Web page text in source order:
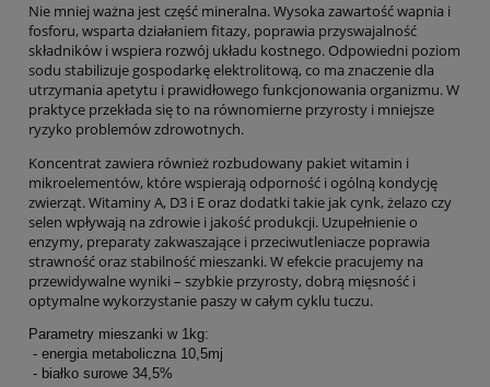
Nie mniej ważna jest część mineralna. Wysoka zawartość wapnia i
fosforu, wsparta działaniem fitazy, poprawia przyswajalność
składników i wspiera rozwój układu kostnego. Odpowiedni poziom
sodu stabilizuje gospodarkę elektrolitową, co ma znaczenie dla
utrzymania apetytu i prawidłowego funkcjonowania organizmu. W
praktyce przekłada się to na równomierne przyrosty i mniejsze
ryzyko problemów zdrowotnych.
Koncentrat zawiera również rozbudowany pakiet witamin i
mikroelementów, które wspierają odporność i ogólną kondycję
zwierząt. Witaminy A, D3 i E oraz dodatki takie jak cynk, żelazo czy
selen wpływają na zdrowie i jakość produkcji. Uzupełnienie o
enzymy, preparaty zakwaszające i przeciwutleniacze poprawia
strawność oraz stabilność mieszanki. W efekcie pracujemy na
przewidywalne wyniki – szybkie przyrosty, dobrą mięsność i
optymalne wykorzystanie paszy w całym cyklu tuczu.
Parametry mieszanki w 1kg:
- energia metaboliczna 10,5mj
- białko surowe 34,5%